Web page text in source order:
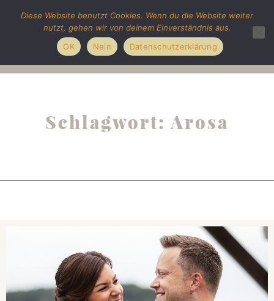
Schlagwort: Arosa
Diese Website benutzt Cookies. Wenn du die Website weiter
nutzt, gehen wir von deinem Einverständnis aus.
OK
Nein Datenschutzerklärung